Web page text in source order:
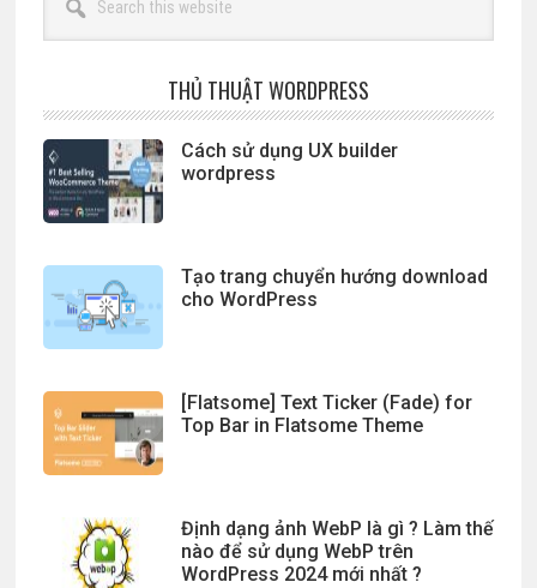
this
website
THỦ THUẬT WORDPRESS
Cách sử dụng UX builder
wordpress
Tạo trang chuyển hướng download
cho WordPress
[Flatsome] Text Ticker (Fade) for
Top Bar in Flatsome Theme
Định dạng ảnh WebP là gì ? Làm thế
nào để sử dụng WebP trên
WordPress 2024 mới nhất ?